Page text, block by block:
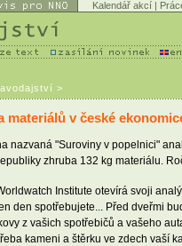
Kalendář akcí |
>
materiálů v české
nazvaná "Suroviny v popelnici"
zhruba 132 kg materiálu.
Institute otevírá svoji
den spotřebujete... Před dveřmi
z vašich spotřebičů a vašeho
kameni a štěrku ve zdech vaší